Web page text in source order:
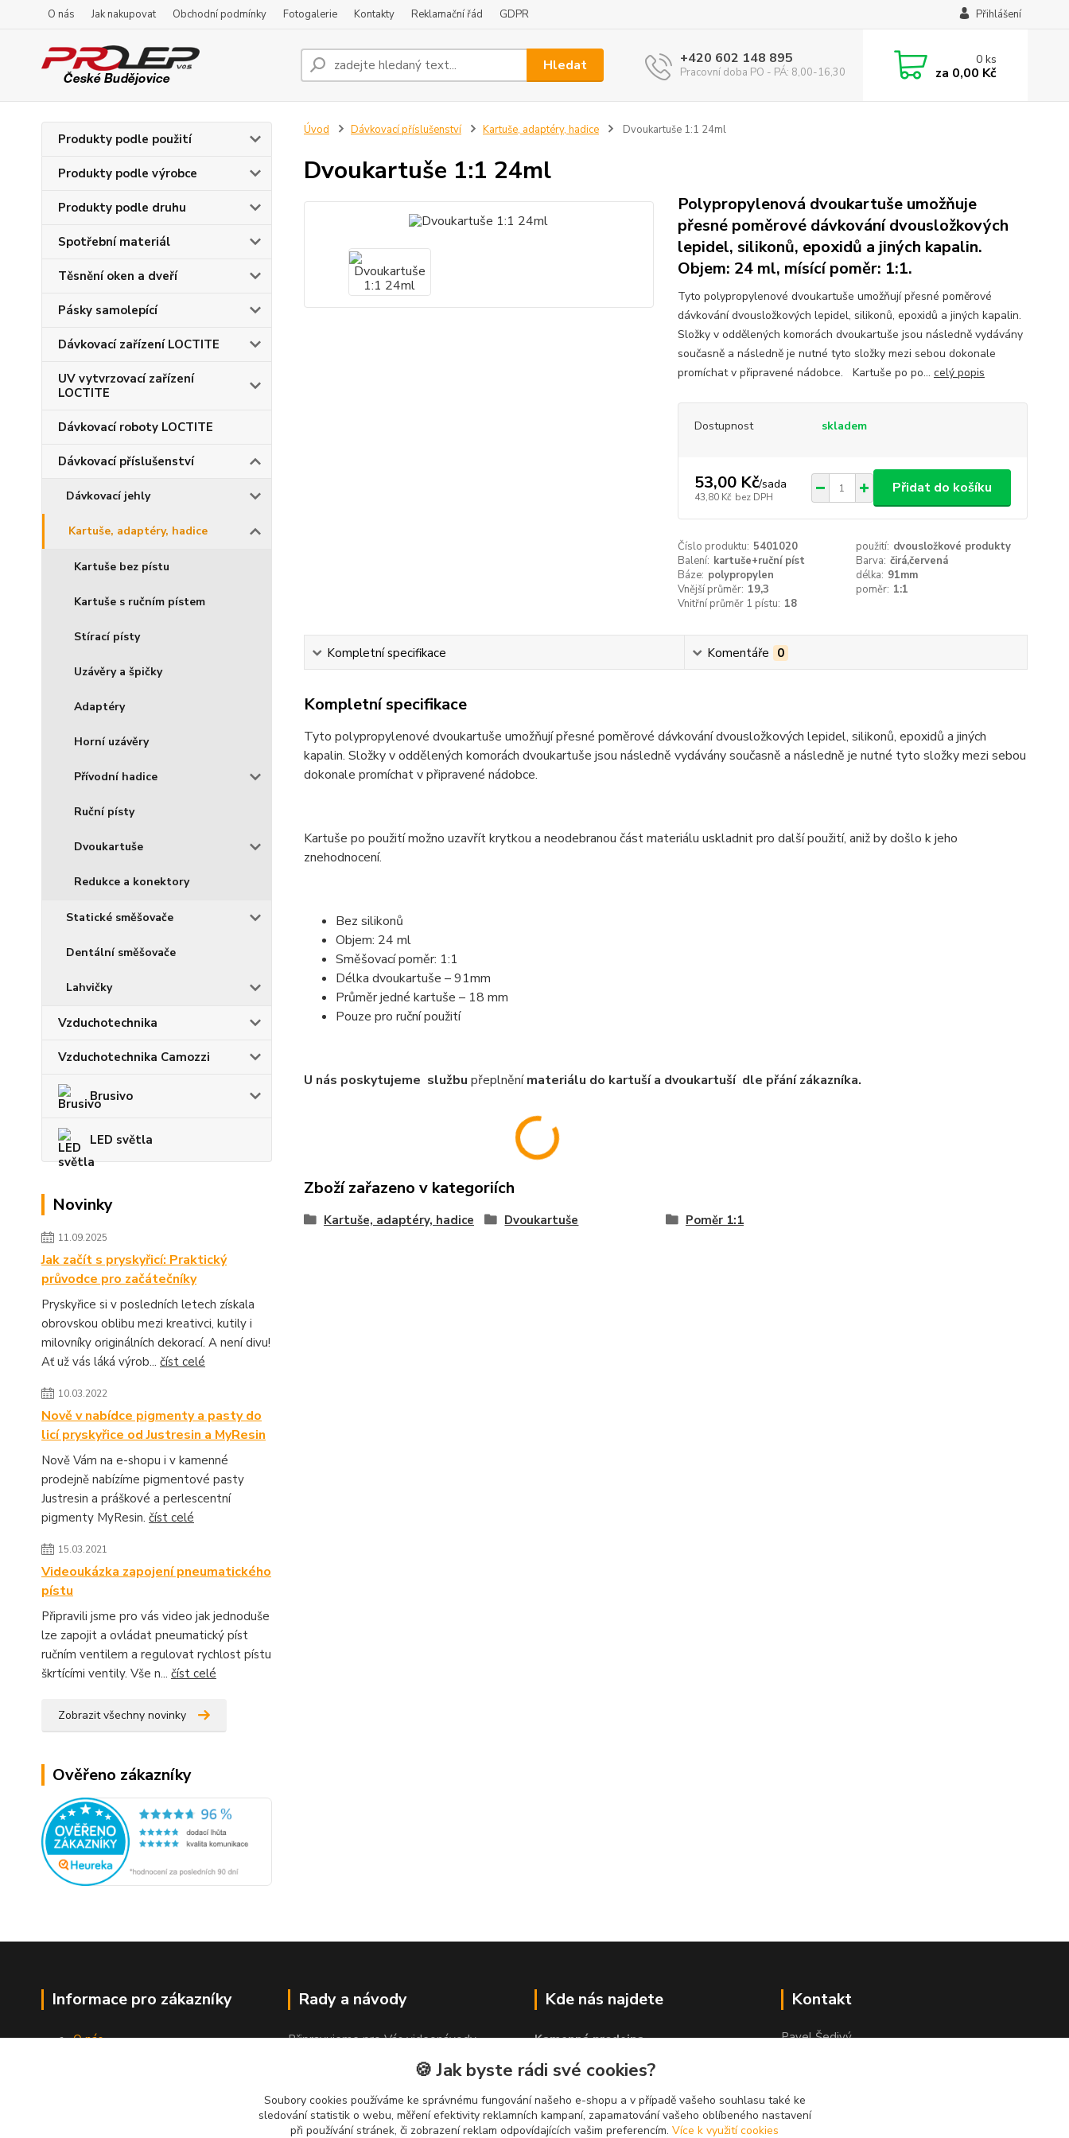
O nás Jak nakupovat Obchodní podmínky Fotogalerie Kontakty Reklamační řád GDPR Přihlášení
Hledat +420 602 148 895
Pracovní doba PO - PÁ: 8,00-16,30
0ks
za 0,00 Kč
Produkty podle použití
Produkty podle výrobce
Produkty podle druhu
Spotřební materiál
Těsnění oken a dveří
Pásky samolepící
Dávkovací zařízení LOCTITE
UV vytvrzovací zařízení
LOCTITE
Dávkovací roboty LOCTITE
Dávkovací příslušenství
Dávkovací jehly
Kartuše, adaptéry, hadice
Kartuše bez pístu
Kartuše s ručním pístem
Stírací písty
Uzávěry a špičky
Adaptéry
Horní uzávěry
Přívodní hadice
Ruční písty
Dvoukartuše
Redukce a konektory
Statické směšovače
Dentální směšovače
Lahvičky
Vzduchotechnika
Vzduchotechnika Camozzi
Brusivo
LED světla
Novinky
11.09.2025
Jak začít s pryskyřicí: Praktický
průvodce pro začátečníky
Pryskyřice si v posledních letech získala
obrovskou oblibu mezi kreativci, kutily i
milovníky originálních dekorací. A není divu!
Ať už vás láká výrob... číst celé
10.03.2022
Nově v nabídce pigmenty a pasty do
licí pryskyřice od Justresin a MyResin
Nově Vám na e-shopu i v kamenné
prodejně nabízíme pigmentové pasty
Justresin a práškové a perlescentní
pigmenty MyResin. číst celé
15.03.2021
Videoukázka zapojení pneumatického
pístu
Připravili jsme pro vás video jak jednoduše
lze zapojit a ovládat pneumatický píst
ručním ventilem a regulovat rychlost pístu
škrtícími ventily. Vše n... číst celé
Zobrazit všechny novinky
Ověřeno zákazníky
Úvod Dávkovací příslušenství Kartuše, adaptéry, hadice Dvoukartuše 1:1 24ml
Dvoukartuše 1:1 24ml
Polypropylenová dvoukartuše umožňuje
přesné poměrové dávkování dvousložkových
lepidel, silikonů, epoxidů a jiných kapalin.
Objem: 24 ml, mísící poměr: 1:1.
Tyto polypropylenové dvoukartuše umožňují přesné poměrové
dávkování dvousložkových lepidel, silikonů, epoxidů a jiných kapalin.
Složky v oddělených komorách dvoukartuše jsou následně vydávány
současně a následně je nutné tyto složky mezi sebou dokonale
promíchat v připravené nádobce. Kartuše po po... celý popis
Dostupnost skladem
53,00 Kč/sada
43,80 Kč bez DPH
Přidat do košíku
Číslo produktu: 5401020 použití: dvousložkové produkty
Balení: kartuše+ruční píst Barva: čirá,červená
Báze: polypropylen délka: 91mm
Vnější průměr: 19,3 poměr: 1:1
Vnitřní průměr 1 pístu: 18
Kompletní specifikace Komentáře 0
Kompletní specifikace
Tyto polypropylenové dvoukartuše umožňují přesné poměrové dávkování dvousložkových lepidel, silikonů, epoxidů a jiných
kapalin. Složky v oddělených komorách dvoukartuše jsou následně vydávány současně a následně je nutné tyto složky mezi sebou
dokonale promíchat v připravené nádobce.
Kartuše po použití možno uzavřít krytkou a neodebranou část materiálu uskladnit pro další použití, aniž by došlo k jeho
znehodnocení.
Bez silikonů
Objem: 24 ml
Směšovací poměr: 1:1
Délka dvoukartuše – 91mm
Průměr jedné kartuše – 18 mm
Pouze pro ruční použití
U nás poskytujeme službu přeplněnímateriálu do kartuší a dvoukartuší dle přání zákazníka.
Zboží zařazeno v kategoriích
Kartuše, adaptéry, hadice Dvoukartuše Poměr 1:1
Informace pro zákazníky
O nás
Rady a návody
Připravujeme pro Vás videonávody
Kde nás najdete
Kamenná prodejna
Hlinská 579
370 01 České Budějovice
Kontakt
Pavel Šedivý
lepidla@prolep.cz
🍪 Jak byste rádi své cookies?
Soubory cookies používáme ke správnému fungování našeho e-shopu a v případě vašeho souhlasu také ke
sledování statistik o webu, měření efektivity reklamních kampaní, zapamatování vašeho oblíbeného nastavení
při používání stránek, či zobrazení reklam odpovídajících vašim preferencím. Více k využití cookies